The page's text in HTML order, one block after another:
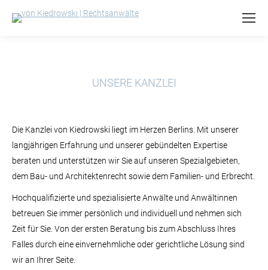
UNSERE KANZLEI
Die Kanzlei von Kiedrowski liegt im Herzen Berlins. Mit unserer
langjährigen Erfahrung und unserer gebündelten Expertise
beraten und unterstützen wir Sie auf unseren Spezialgebieten,
dem Bau- und Architektenrecht sowie dem Familien- und Erbrecht.
Hochqualifizierte und spezialisierte Anwälte und Anwältinnen
betreuen Sie immer persönlich und individuell und nehmen sich
Zeit für Sie. Von der ersten Beratung bis zum Abschluss Ihres
Falles durch eine einvernehmliche oder gerichtliche Lösung sind
wir an Ihrer Seite.